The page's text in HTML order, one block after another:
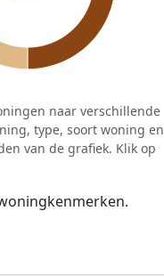
naar verschillende
type, soort woning en
van de grafiek. Klik op